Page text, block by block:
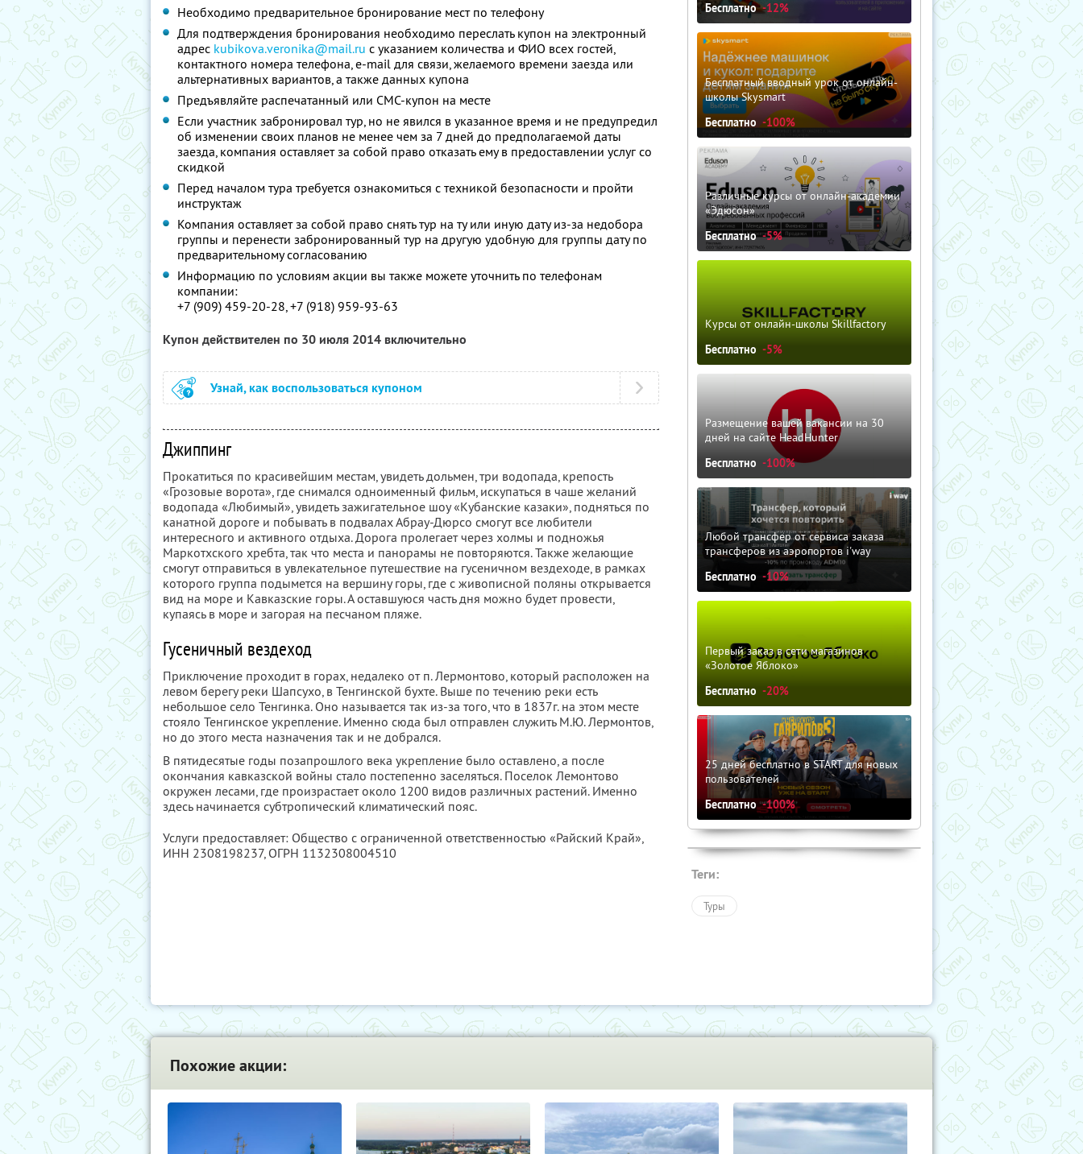
Необходимо предварительное бронирование мест по телефону
Для подтверждения бронирования необходимо переслать купон на электронный
адрес kubikova.veronika@mail.ru с указанием количества и ФИО всех гостей,
контактного номера телефона, e-mail для связи, желаемого времени заезда или
альтернативных вариантов, а также данных купона
Предъявляйте распечатанный или СМС-купон на месте
Если участник забронировал тур, но не явился в указанное время и не предупредил
об изменении своих планов не менее чем за 7 дней до предполагаемой даты
заезда, компания оставляет за собой право отказать ему в предоставлении услуг со
скидкой
Перед началом тура требуется ознакомиться с техникой безопасности и пройти
инструктаж
Компания оставляет за собой право снять тур на ту или иную дату из-за недобора
группы и перенести забронированный тур на другую удобную для группы дату по
предварительному согласованию
Информацию по условиям акции вы также можете уточнить по телефонам
компании:
+7 (909) 459-20-28, +7 (918) 959-93-63
Купон действителен по 30 июля 2014 включительно
Узнай, как воспользоваться купоном
Джиппинг
Прокатиться по красивейшим местам, увидеть дольмен, три водопада, крепость
«Грозовые ворота», где снимался одноименный фильм, искупаться в чаше желаний
водопада «Любимый», увидеть зажигательное шоу «Кубанские казаки», подняться по
канатной дороге и побывать в подвалах Абрау-Дюрсо смогут все любители
интересного и активного отдыха. Дорога пролегает через холмы и подножья
Маркотхского хребта, так что места и панорамы не повторяются. Также желающие
смогут отправиться в увлекательное путешествие на гусеничном вездеходе, в рамках
которого группа подымется на вершину горы, где с живописной поляны открывается
вид на море и Кавказские горы. А оставшуюся часть дня можно будет провести,
купаясь в море и загорая на песчаном пляже.
Гусеничный вездеход
Приключение проходит в горах, недалеко от п. Лермонтово, который расположен на
левом берегу реки Шапсухо, в Тенгинской бухте. Выше по течению реки есть
небольшое село Тенгинка. Оно называется так из-за того, что в 1837г. на этом месте
стояло Тенгинское укрепление. Именно сюда был отправлен служить М.Ю. Лермонтов,
но до этого места назначения так и не добрался.
В пятидесятые годы позапрошлого века укрепление было оставлено, а после
окончания кавказской войны стало постепенно заселяться. Поселок Лемонтово
окружен лесами, где произрастает около 1200 видов различных растений. Именно
здесь начинается субтропический климатический пояс.
Услуги предоставляет: Общество с ограниченной ответственностью «Райский Край»,
ИНН 2308198237, ОГРН 1132308004510
Бесплатно -12%
Бесплатный вводный урок от онлайн-
школы Skysmart
Бесплатно -100%
Различные курсы от онлайн-академии
«Эдюсон»
Бесплатно -5%
Курсы от онлайн-школы Skillfactory
Бесплатно -5%
Размещение вашей вакансии на 30
дней на сайте HeadHunter
Бесплатно -100%
Любой трансфер от сервиса заказа
трансферов из аэропортов i'way
Бесплатно -10%
Первый заказ в сети магазинов
«Золотое Яблоко»
Бесплатно -20%
25 дней бесплатно в START для новых
пользователей
Бесплатно -100%
Теги:
Туры
Похожие акции: